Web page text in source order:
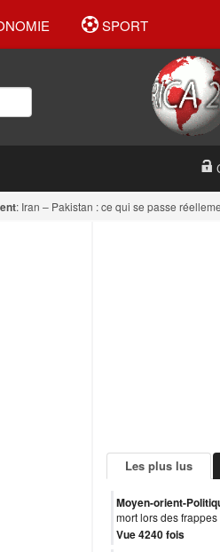
SPORT
– Pakistan : ce qui se passe réellement
Les plus lus
Moyen-orient-
mort lors des
Vue 4240 fois